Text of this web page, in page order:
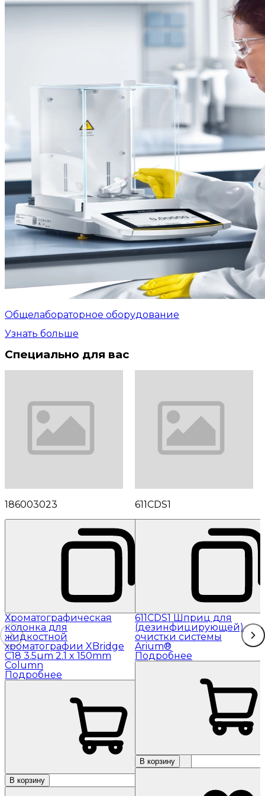
Общелабораторное оборудование
Узнать больше
Специально для вас
186003023
Хроматографическая
колонка для
жидкостной
хроматографии XBridge
C18 3.5µm 2.1 x 150mm
Column
Подробнее
В корзину
611CDS1
611CDS1 Шприц для
(дезинфицирующей)
очистки системы
Arium®
Подробнее
В корзину